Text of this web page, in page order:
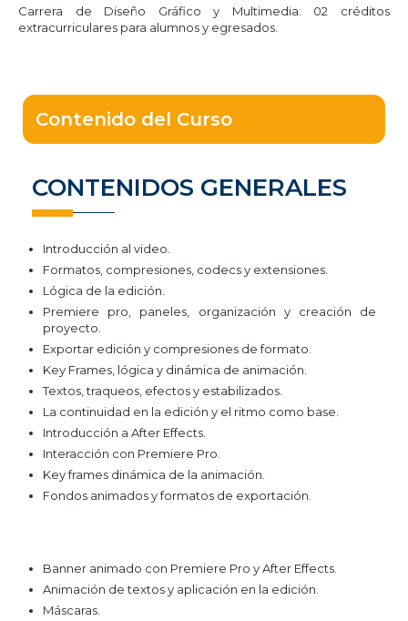
Carrera de Diseño Gráfico y Multimedia: 02 créditos
extracurriculares para alumnos y egresados.
Contenido del Curso
CONTENIDOS GENERALES
Introducción al video.
Formatos, compresiones, codecs y extensiones.
Lógica de la edición.
Premiere pro, paneles, organización y creación de
proyecto.
Exportar edición y compresiones de formato.
Key Frames, lógica y dinámica de animación.
Textos, traqueos, efectos y estabilizados.
La continuidad en la edición y el ritmo como base.
Introducción a After Effects.
Interacción con Premiere Pro.
Key frames dinámica de la animación.
Fondos animados y formatos de exportación.
Banner animado con Premiere Pro y After Effects.
Animación de textos y aplicación en la edición.
Máscaras.